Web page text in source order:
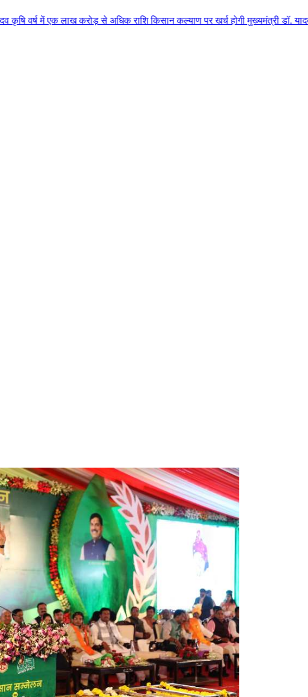
करोड़ से अधिक राशि किसान कल्याण पर खर्च होगी मुख्यमंत्री डॉ. यादव के मुख्य